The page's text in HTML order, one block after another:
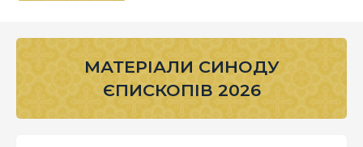
МАТЕРІАЛИ СИНОДУ
ЄПИСКОПІВ 2026